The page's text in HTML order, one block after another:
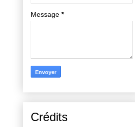
Message *
Crédits